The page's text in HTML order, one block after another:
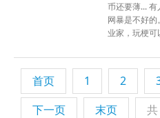
币还要薄... 有
网暴是不好
业家，玩梗可
首页 1 2
下一页
末页 共